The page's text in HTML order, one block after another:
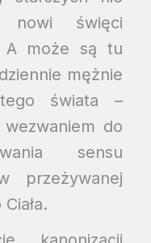
nowi święci
A może są tu
mężnie
świata –
do
sensu
przeżywanej